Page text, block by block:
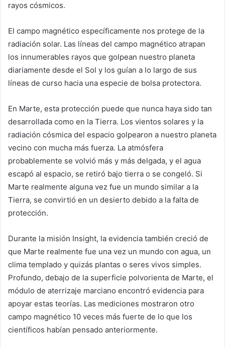
rayos cósmicos.
El campo magnético específicamente nos protege de la
radiación solar. Las líneas del campo magnético atrapan
los innumerables rayos que golpean nuestro planeta
diariamente desde el Sol y los guían a lo largo de sus
líneas de curso hacia una especie de bolsa protectora.
En Marte, esta protección puede que nunca haya sido tan
desarrollada como en la Tierra. Los vientos solares y la
radiación cósmica del espacio golpearon a nuestro planeta
vecino con mucha más fuerza. La atmósfera
probablemente se volvió más y más delgada, y el agua
escapó al espacio, se retiró bajo tierra o se congeló. Si
Marte realmente alguna vez fue un mundo similar a la
Tierra, se convirtió en un desierto debido a la falta de
protección.
Durante la misión Insight, la evidencia también creció de
que Marte realmente fue una vez un mundo con agua, un
clima templado y quizás plantas o seres vivos simples.
Profundo, debajo de la superficie polvorienta de Marte, el
módulo de aterrizaje marciano encontró evidencia para
apoyar estas teorías. Las mediciones mostraron otro
campo magnético 10 veces más fuerte de lo que los
científicos habían pensado anteriormente.